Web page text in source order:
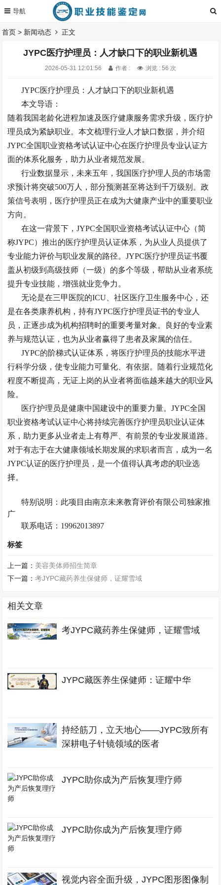
首页 > 新闻动态 正文
JYPC医疗护理员：人才缺口下的职业新机遇
2026-05-31 12:01:56 作者 : 浏览 : 56 次
JYPC医疗护理员：人才缺口下的职业新机遇
本文导语：
随着我国老龄化进程加速及医疗健康服务需求升级，医疗护
理员成为紧缺职业。本文梳理行业人才缺口数据，并介绍
JYPC全国职业资格考试认证中心在医疗护理员专业认证方
面的体系化服务，助力从业者规范发展。
行业数据显示，未来五年，我国医疗护理人员的市场需
求预计将突破500万人，部分预测甚至将达到千万级别。政
策信号表明，医疗护理员正在成为大健康产业中的重要职业
方向。
在这一背景下，JYPC全国职业资格考试认证中心（简
称JYPC）推出的医疗护理员认证体系，为从业人员提供了
专业能力评价与职业发展的路径。JYPC医疗护理员证书覆
盖从初级到高级技师（一级）的多个等级，帮助从业者系统
提升专业技能，增强就业竞争力。
无论是在三甲医院的ICU、社区医疗卫生服务中心，还
是在各类康养机构，持有JYPC医疗护理员证书的专业人
员，正逐步成为机构招聘时的重要考量对象。良好的专业素
养与规范认证，也为从业者赢得了患者及家属的信任。
JYPC的阶梯式认证体系，将医疗护理员的技能水平进
行科学分级，使专业能力可量化、有依据。随着行业规范化
程度不断提高，无证上岗的从业者将面临越来越大的职业风
险。
医疗护理员是健康中国建设中的重要力量。JYPC全国
职业资格考试认证中心将持续完善医疗护理员职业认证体
系，助力更多从业者走上有尊严、有前景的专业发展道路。
对于有志于在大健康领域长期发展的求职者而言，成为一名
JYPC认证的医疗护理员，是一个值得认真考虑的职业选
择。
特别说明：此项目由南京未来教育评价有限公司独家推
广
联系电话： 19962013897
标签
上一篇： 美容美体师招生简章
下一篇：考JYPC藏药养生保健师，证耀雪域
相关文章
考JYPC藏药养生保健师，证耀雪域
JYPC藏医养生保健师：证耀中华
持经筋刀，立天地心——JYPC致所有
深耕电子针镜领域的医者
JYPC助你成为产后恢复理疗师
JYPC助你成为产后恢复理疗师
视觉内容全面升级，JYPC图形图像制